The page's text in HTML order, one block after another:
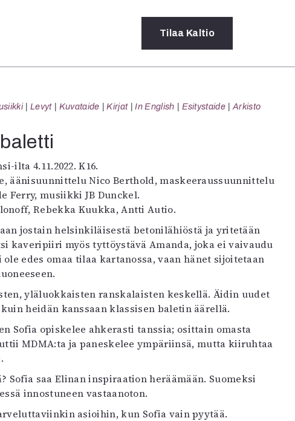
ja
ry
Tilaa Kaltio
Levyt Kuvataide Kirjat In English Esitystaide Arkisto
ilta 4.11.2022. K16.
äänisuunnittelu Nico Berthold, maskeeraussuunnittelu
Ferry, musiikki JB Dunckel.
Rebekka Kuukka, Antti Autio.
jostain helsinkiläisestä betonilähiöstä ja yritetään
kaveripiiri myös tyttöystävä Amanda, joka ei vaivaudu
edes omaa tilaa kartanossa, vaan hänet sijoitetaan
yläluokkaisten ranskalaisten keskellä. Äidin uudet
heidän kanssaan klassisen baletin äärellä.
Sofia opiskelee ahkerasti tanssia; osittain omasta
MDMA:ta ja paneskelee ympäriinsä, mutta kiiruhtaa
saa Elinan inspiraation heräämään. Suomeksi
innostuneen vastaanoton.
asioihin, kun Sofia vain pyytää.